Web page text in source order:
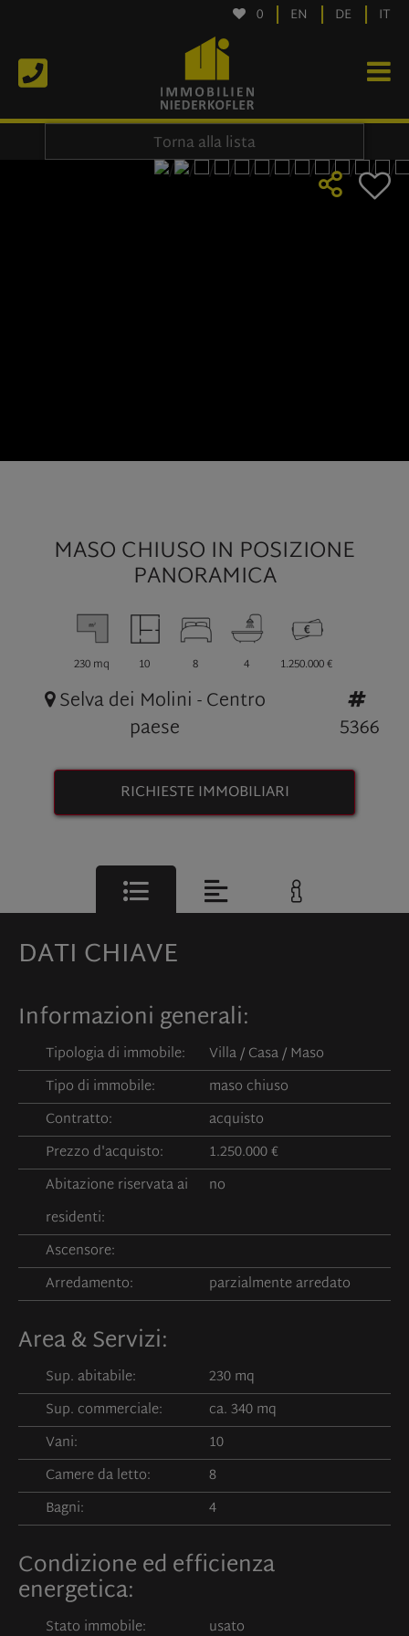
0 EN DE IT
Torna alla lista
MASO CHIUSO IN POSIZIONE
PANORAMICA
230 mq 10 8 4 1.250.000 €
Selva dei Molini - Centro
paese
5366
RICHIESTE IMMOBILIARI
DATI CHIAVE
Informazioni generali:
Tipologia di immobile:
Villa / Casa / Maso
Tipo di immobile:
maso chiuso
Contratto:
acquisto
Prezzo d'acquisto:
1.250.000 €
Abitazione riservata ai
residenti:
no
Ascensore:
Arredamento:
parzialmente arredato
Area & Servizi:
Sup. abitabile:
230 mq
Sup. commerciale:
ca. 340 mq
Vani:
10
Camere da letto:
8
Bagni:
4
Condizione ed efficienza
energetica:
Stato immobile: usato